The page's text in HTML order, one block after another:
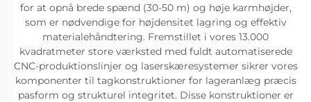
for at opnå brede spænd (30-50 m) og høje karmhøjder,
som er nødvendige for højdensitet lagring og effektiv
materialehåndtering. Fremstillet i vores 13.000
kvadratmeter store værksted med fuldt automatiserede
CNC-produktionslinjer og laserskæresystemer sikrer vores
komponenter til tagkonstruktioner for lageranlæg præcis
pasform og strukturel integritet. Disse konstruktioner er